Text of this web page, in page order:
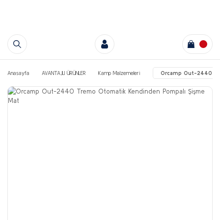
Anasayfa AVANTAJLI ÜRÜNLER Kamp Malzemeleri Orcamp Out-2440